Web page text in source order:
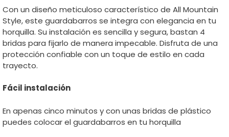
Con un diseño meticuloso característico de All Mountain
Style, este guardabarros se integra con elegancia en tu
horquilla. Su instalación es sencilla y segura, bastan 4
bridas para fijarlo de manera impecable. Disfruta de una
protección confiable con un toque de estilo en cada
trayecto.
Fácil instalación
En apenas cinco minutos y con unas bridas de plástico
puedes colocar el guardabarros en tu horquilla